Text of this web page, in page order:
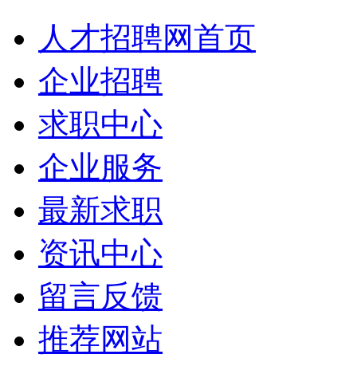
人才招聘网首页
企业招聘
求职中心
企业服务
最新求职
资讯中心
留言反馈
推荐网站